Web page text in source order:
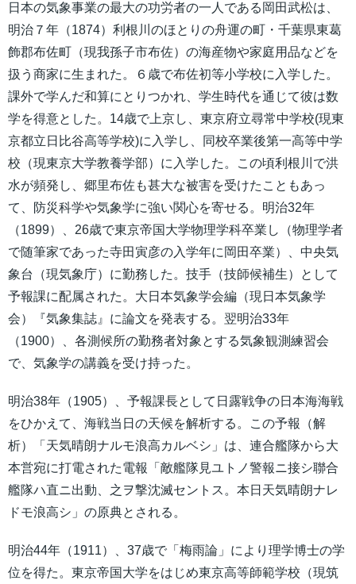
日本の気象事業の最大の功労者の一人である岡田武松は、
明治７年（1874）利根川のほとりの舟運の町・千葉県東葛
飾郡布佐町（現我孫子市布佐）の海産物や家庭用品などを
扱う商家に生まれた。６歳で布佐初等小学校に入学した。
課外で学んだ和算にとりつかれ、学生時代を通じて彼は数
学を得意とした。14歳で上京し、東京府立尋常中学校(現東
京都立日比谷高等学校)に入学し、同校卒業後第一高等中学
校（現東京大学教養学部）に入学した。この頃利根川で洪
水が頻発し、郷里布佐も甚大な被害を受けたこともあっ
て、防災科学や気象学に強い関心を寄せる。明治32年
（1899）、26歳で東京帝国大学物理学科卒業し（物理学者
で随筆家であった寺田寅彦の入学年に岡田卒業）、中央気
象台（現気象庁）に勤務した。技手（技師候補生）として
予報課に配属された。大日本気象学会編（現日本気象学
会）『気象集誌』に論文を発表する。翌明治33年
（1900）、各測候所の勤務者対象とする気象観測練習会
で、気象学の講義を受け持った。
明治38年（1905）、予報課長として日露戦争の日本海海戦
をひかえて、海戦当日の天候を解析する。この予報（解
析）「天気晴朗ナルモ浪高カルベシ」は、連合艦隊から大
本営宛に打電された電報「敵艦隊見ユトノ警報ニ接シ聯合
艦隊ハ直ニ出動、之ヲ撃沈滅セントス。本日天気晴朗ナレ
ドモ浪高シ」の原典とされる。
明治44年（1911）、37歳で「梅雨論」により理学博士の学
位を得た。東京帝国大学をはじめ東京高等師範学校（現筑